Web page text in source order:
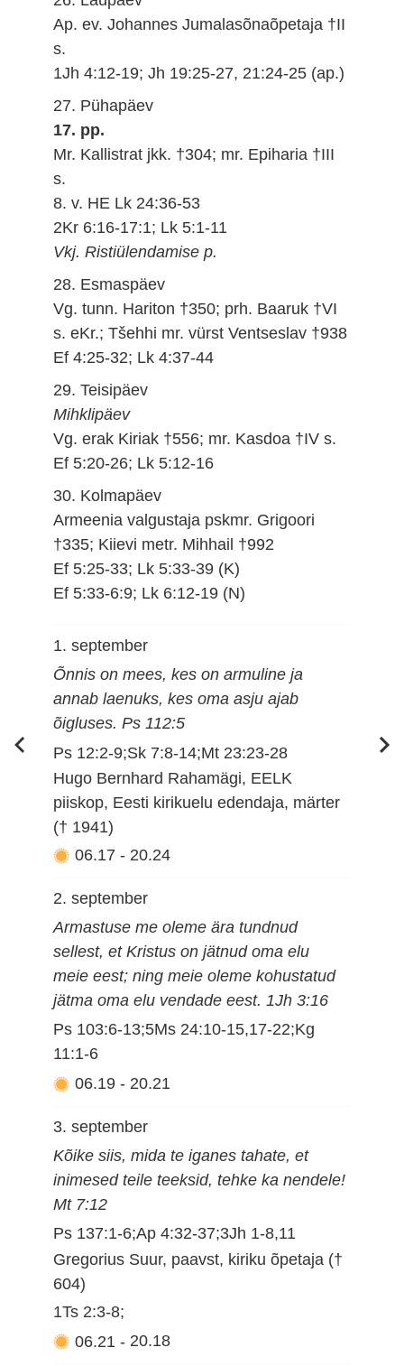
Ap. ev. Johannes Jumalasõnaõpetaja †II
s.
1Jh 4:12-19; Jh 19:25-27, 21:24-25 (ap.)
27. Pühapäev
17. pp.
Mr. Kallistrat jkk. †304; mr. Epiharia †III
s.
8. v. HE Lk 24:36-53
2Kr 6:16-17:1; Lk 5:1-11
Vkj. Ristiülendamise p.
28. Esmaspäev
Vg. tunn. Hariton †350; prh. Baaruk †VI
s. eKr.; Tšehhi mr. vürst Ventseslav †938
Ef 4:25-32; Lk 4:37-44
29. Teisipäev
Mihklipäev
Vg. erak Kiriak †556; mr. Kasdoa †IV s.
Ef 5:20-26; Lk 5:12-16
30. Kolmapäev
Armeenia valgustaja pskmr. Grigoori
†335; Kiievi metr. Mihhail †992
Ef 5:25-33; Lk 5:33-39 (K)
Ef 5:33-6:9; Lk 6:12-19 (N)
1. september
Õnnis on mees, kes on armuline ja
annab laenuks, kes oma asju ajab
õigluses. Ps 112:5
Ps 12:2-9;Sk 7:8-14;Mt 23:23-28
Hugo Bernhard Rahamägi, EELK
piiskop, Eesti kirikuelu edendaja, märter
(† 1941)
06.17 - 20.24
2. september
Armastuse me oleme ära tundnud
sellest, et Kristus on jätnud oma elu
meie eest; ning meie oleme kohustatud
jätma oma elu vendade eest. 1Jh 3:16
Ps 103:6-13;5Ms 24:10-15,17-22;Kg
11:1-6
06.19 - 20.21
3. september
Kõike siis, mida te iganes tahate, et
inimesed teile teeksid, tehke ka nendele!
Mt 7:12
Ps 137:1-6;Ap 4:32-37;3Jh 1-8,11
Gregorius Suur, paavst, kiriku õpetaja (†
604)
1Ts 2:3-8;
06.21 - 20.18